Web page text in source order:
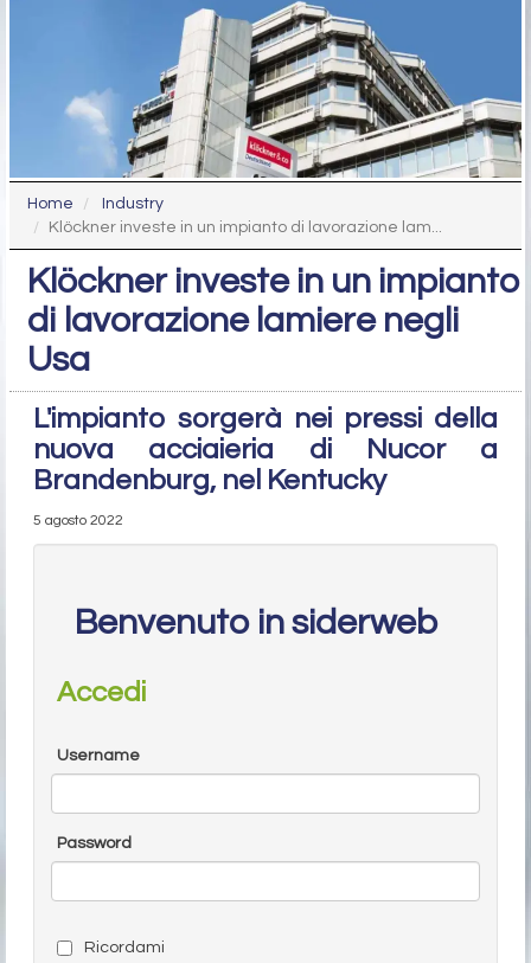
Home
Industry
Klöckner investe in un impianto di lavorazione lam...
Klöckner investe in un impianto
di lavorazione lamiere negli
Usa
L'impianto sorgerà nei pressi della
nuova acciaieria di Nucor a
Brandenburg, nel Kentucky
5 agosto 2022
Benvenuto in siderweb
Accedi
Username
Password
Ricordami